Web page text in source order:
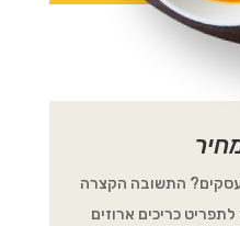
התשובה הקצרה
לסועד לתפריט כריכים ארוזים